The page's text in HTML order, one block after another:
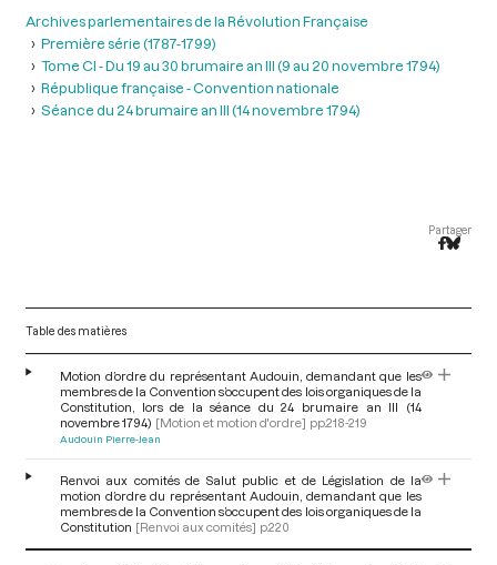
Archives parlementaires de la Révolution Française
Première série (1787-1799)
Tome CI - Du 19 au 30 brumaire an III (9 au 20 novembre 1794)
République française - Convention nationale
Séance du 24 brumaire an III (14 novembre 1794)
Partager
Table des matières
Motion d’ordre du représentant Audouin, demandant que les
membres de la Convention s’occupent des lois organiques de la
Constitution, lors de la séance du 24 brumaire an III (14
novembre 1794) [Motion et motion d'ordre] pp.218-219
Audouin Pierre-Jean
Renvoi aux comités de Salut public et de Législation de la
motion d’ordre du représentant Audouin, demandant que les
membres de la Convention s’occupent des lois organiques de la
Constitution [Renvoi aux comités] p.220